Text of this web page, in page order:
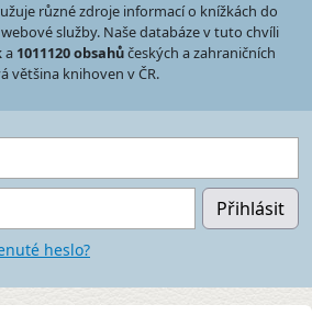
různé zdroje informací o knížkách do
služby. Naše databáze v tuto chvíli
a 1011120 obsahůčeských a zahraničních
většina knihoven v ČR.
Přihlásit
heslo?